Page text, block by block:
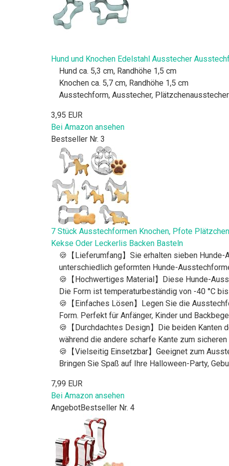
Hund und Knochen Edelstahl Ausstecher
Hund ca. 5,3 cm, Randhöhe 1,5 cm
Knochen ca. 5,7 cm, Randhöhe 1,5 cm
Ausstechform, Ausstecher, Plätzchenausstecher
3,95 EUR
Bei Amazon ansehen
Bestseller Nr. 3
7 Stück Ausstechformen Knochen, Pfote
Kekse Oder Leckerlis Backen Basteln
🍪【Lieferumfang】Sie erhalten sieben
unterschiedlich geformten Hunde-
🍪【Hochwertiges Material】Diese Hunde-
Die Form ist temperaturbeständig von -40 °C bis
🍪【Einfaches Lösen】Legen Sie die
Form. Perfekt für Anfänger, Kinder und
🍪【Durchdachtes Design】Die beiden Kanten
während die andere scharfe Kante zum
🍪【Vielseitig Einsetzbar】Geeignet zum
Bringen Sie Spaß auf Ihre Halloween-Party,
7,99 EUR
Bei Amazon ansehen
AngebotBestseller Nr. 4